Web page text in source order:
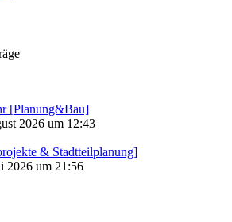
[Planung&Bau]
2026 um 12:43
& Stadtteilplanung]
2026 um 21:56